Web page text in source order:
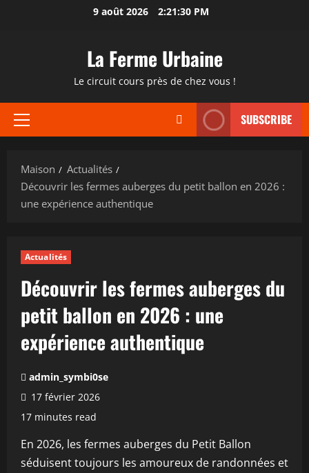
9 août 2026 2:21:31 PM
La Ferme Urbaine
Le circuit cours près de chez vous !
Menu
SUBSCRIBE
Maison
Actualités
Découvrir les fermes auberges du petit ballon en 2026 :
une expérience authentique
Actualités
Découvrir les fermes auberges du
petit ballon en 2026 : une
expérience authentique
admin_symbi0se
17 février 2026
17 minutes read
En 2026, les fermes auberges du Petit Ballon
séduisent toujours les amoureux de randonnées et